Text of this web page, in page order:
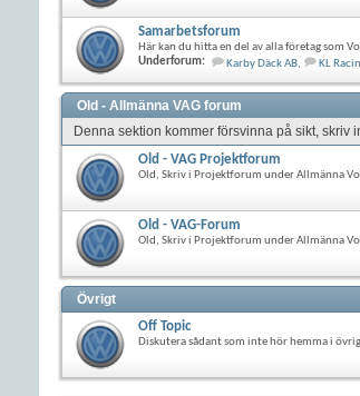
Samarbetsforum
Här kan du hitta en del av alla företag som
Underforum:
Karby Däck AB, KL
Old - Allmänna VAG forum
Denna sektion kommer försvinna på sikt, skriv
Old - VAG Projektforum
Old, Skriv i Projektforum under Allmänna
Old - VAG-Forum
Old, Skriv i Projektforum under Allmänna
Övrigt
Off Topic
Diskutera sådant som inte hör hemma i